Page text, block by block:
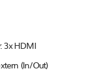
3x HDMI
(In/Out)